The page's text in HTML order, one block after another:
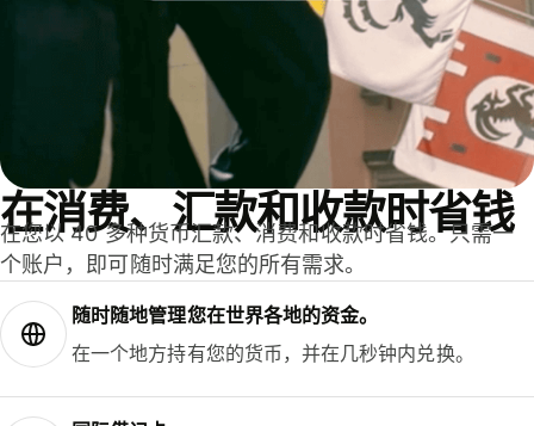
在消费、汇款和收款时省钱
在您以 40 多种货币汇款、消费和收款时省钱。只需一
个账户，即可随时满足您的所有需求。
随时随地管理您在世界各地的资金。
在一个地方持有您的货币，并在几秒钟内兑换。